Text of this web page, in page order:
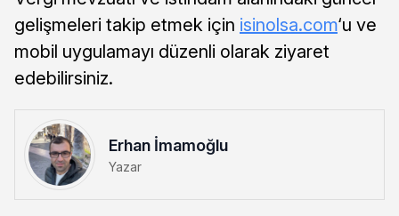
gelişmeleri takip etmek için isinolsa.com‘u ve
mobil uygulamayı düzenli olarak ziyaret
edebilirsiniz.
Erhan İmamoğlu
Yazar